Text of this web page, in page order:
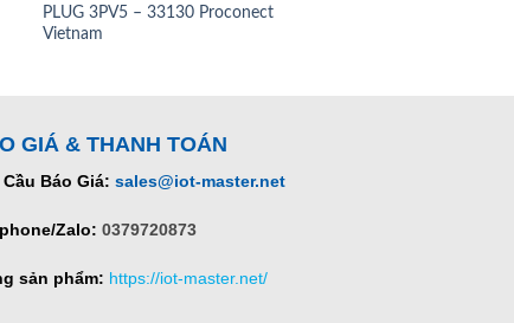
PLUG 3PV5 – 33130 Proconect
Vietnam
GIÁ & THANH TOÁN
Cầu Báo Giá: sales@iot-master.net
Zalo: 0379720873
sản phẩm: https://iot-master.net/